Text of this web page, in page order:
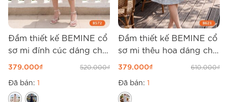
Đầm thiết kế BEMINE cổ
sơ mi đính cúc dáng chữ
A B572
379.000₫ 520.000₫
Đã bán: 1
Đầm thiết kế BEMINE cổ
sơ mi thêu hoa dáng chữ
A B621
379.000₫ 610.000₫
Đã bán: 1